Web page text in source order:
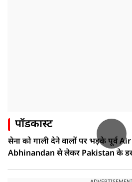
पॉडकास्ट
सेना को गाली देने वालों पर भड़के पूर्व
Abhinandan से लेकर Pakistan के